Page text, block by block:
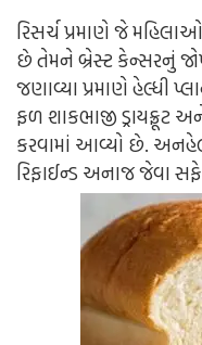
રિસર્ચ પ્રમાણે જે
છે તેમને બ્રેસ્ટ કેન્સરનું
જણાવ્યા પ્રમાણે હેલ્ધી
ફળ શાકભાજી ડ્રાયફ્રૂટ
કરવામાં આવ્યો છે.
રિફાઈન્ડ અનાજ જેવા